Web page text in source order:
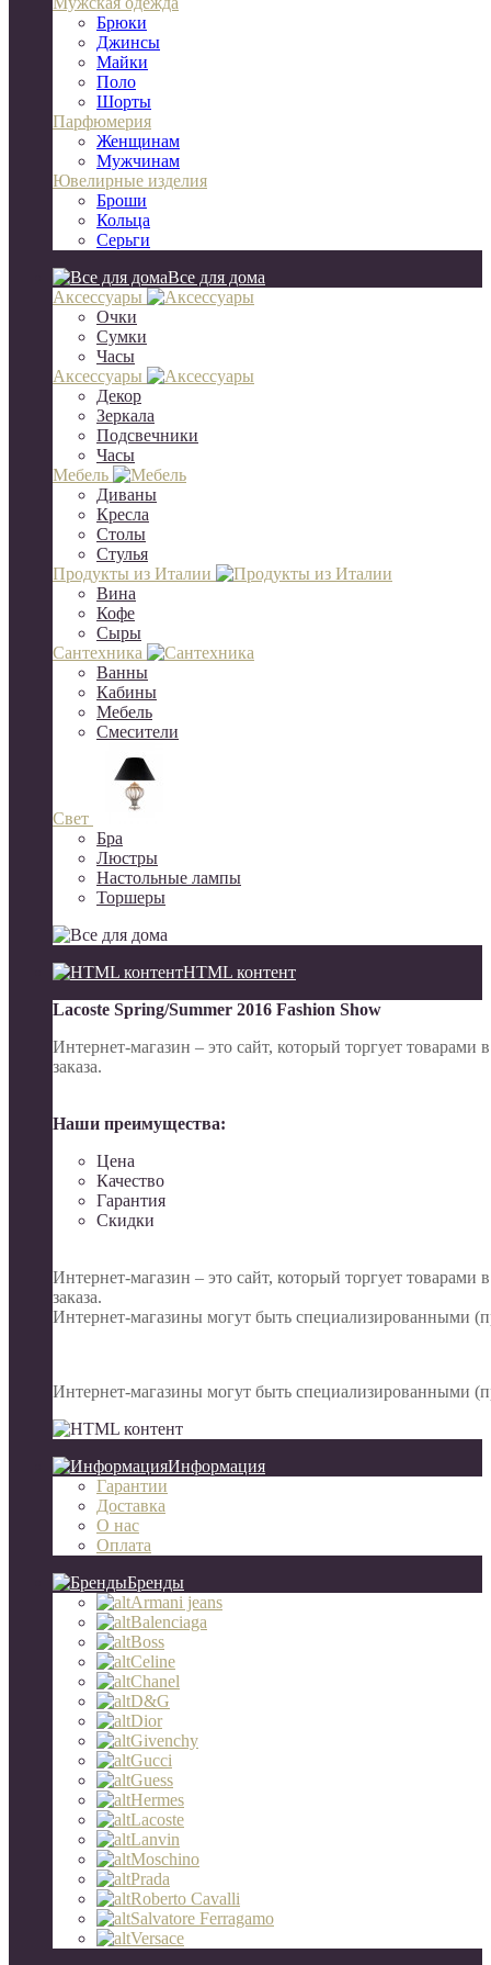
Брюки
Джинсы
Майки
Поло
Шорты
Парфюмерия
Женщинам
Мужчинам
Ювелирные изделия
Броши
Кольца
Серьги
Все для дома
Аксессуары
Очки
Сумки
Часы
Аксессуары
Декор
Зеркала
Подсвечники
Часы
Мебель
Диваны
Кресла
Столы
Стулья
Продукты из Италии
Вина
Кофе
Сыры
Сантехника
Ванны
Кабины
Мебель
Смесители
Свет
Бра
Люстры
Настольные лампы
Торшеры
HTML контент
Lacoste Spring/Summer 2016 Fashion Show
Интернет-магазин – это сайт, который торгует
заказа.
Наши преимущества:
Цена
Качество
Гарантия
Скидки
Интернет-магазин – это сайт, который торгует
заказа.
Интернет-магазины могут быть специализированными
Интернет-магазины могут быть специализированными
Информация
Гарантии
Доставка
О нас
Оплата
Бренды
Armani jeans
Balenciaga
Boss
Celine
Chanel
D&G
Dior
Givenchy
Gucci
Guess
Hermes
Lacoste
Lanvin
Moschino
Prada
Roberto Cavalli
Salvatore Ferragamo
Versace